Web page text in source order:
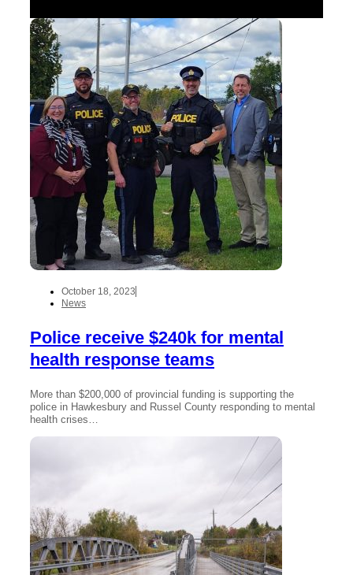
October 18, 2023
News
Police receive $240k for mental
health response teams
More than $200,000 of provincial funding is supporting the
police in Hawkesbury and Russel County responding to mental
health crises…